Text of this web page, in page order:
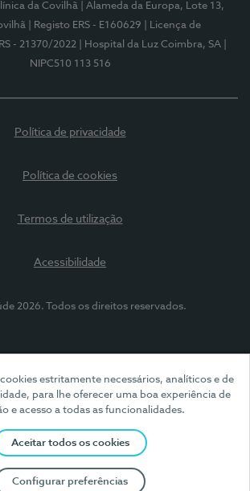
estritamente necessários, analíticos e de
para lhe oferecer uma boa experiência de
e acesso a todas as funcionalidades.
Aceitar todos os cookies
Configurar preferências
da Covilhã
| Alameda da Europa, Lote 13,
| Registo ERS - E160629
| Licença de
- 21370/2022
| Hospital da Luz Coimbra, SA
NIPC510 113 516
Política de privacidade
Política de cookies
Termos de utilização
Acessibilidade
2026. Todos os direitos reservados.